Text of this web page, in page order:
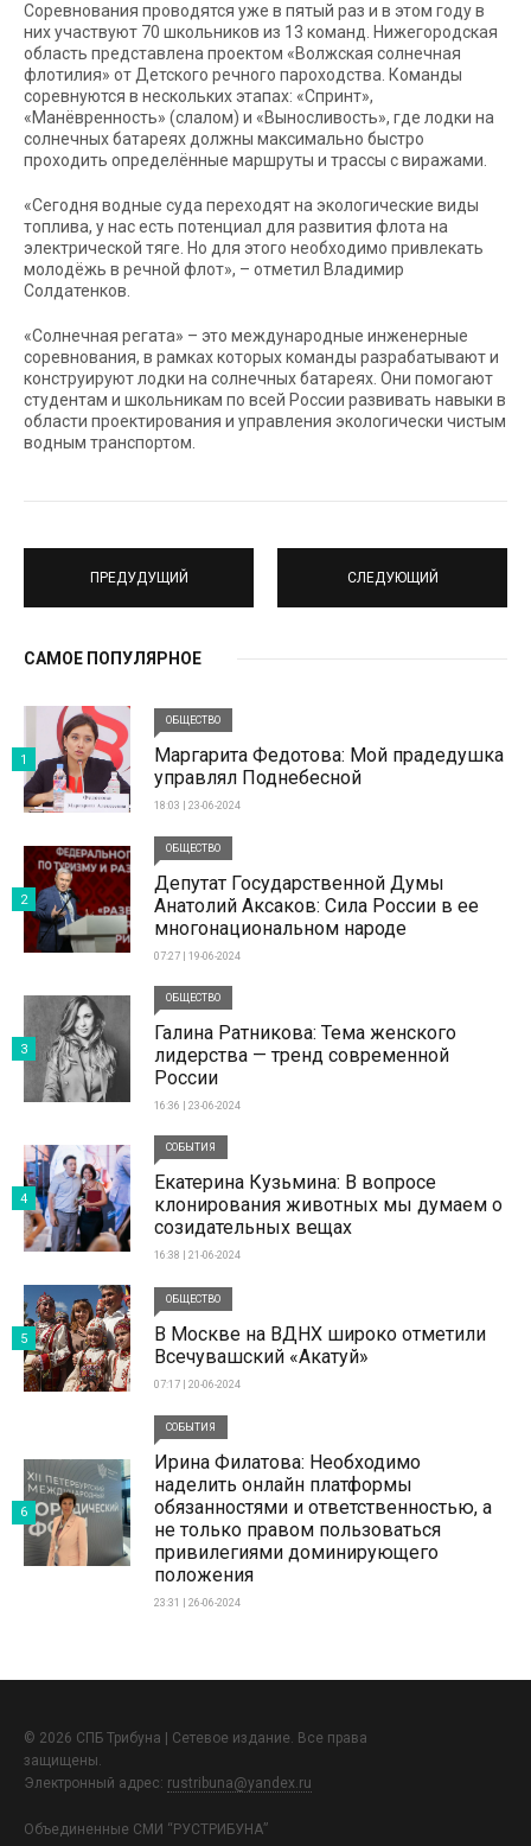
Соревнования проводятся уже в пятый раз и в этом году в
них участвуют 70 школьников из 13 команд. Нижегородская
область представлена проектом «Волжская солнечная
флотилия» от Детского речного пароходства. Команды
соревнуются в нескольких этапах: «Спринт»,
«Манёвренность» (слалом) и «Выносливость», где лодки на
солнечных батареях должны максимально быстро
проходить определённые маршруты и трассы с виражами.
«Сегодня водные суда переходят на экологические виды
топлива, у нас есть потенциал для развития флота на
электрической тяге. Но для этого необходимо привлекать
молодёжь в речной флот», – отметил Владимир
Солдатенков.
«Солнечная регата» – это международные инженерные
соревнования, в рамках которых команды разрабатывают и
конструируют лодки на солнечных батареях. Они помогают
студентам и школьникам по всей России развивать навыки в
области проектирования и управления экологически чистым
водным транспортом.
ПРЕДУДУЩИЙ СЛЕДУЮЩИЙ
САМОЕ ПОПУЛЯРНОЕ
ОБЩЕСТВО
Маргарита Федотова: Мой прадедушка
управлял Поднебесной
18:03 | 23-06-2024
1
ОБЩЕСТВО
Депутат Государственной Думы
Анатолий Аксаков: Сила России в ее
многонациональном народе
07:27 | 19-06-2024
2
ОБЩЕСТВО
Галина Ратникова: Тема женского
лидерства — тренд современной
России
16:36 | 23-06-2024
3
СОБЫТИЯ
Екатерина Кузьмина: В вопросе
клонирования животных мы думаем о
созидательных вещах
16:38 | 21-06-2024
4
ОБЩЕСТВО
В Москве на ВДНХ широко отметили
Всечувашский «Акатуй»
07:17 | 20-06-2024
5
СОБЫТИЯ
Ирина Филатова: Необходимо
наделить онлайн платформы
обязанностями и ответственностью, а
не только правом пользоваться
привилегиями доминирующего
положения
23:31 | 26-06-2024
6
© 2026 СПБ Трибуна | Сетевое издание. Все права
защищены.
Электронный адрес: rustribuna@yandex.ru
Объединенные СМИ “РУСТРИБУНА”